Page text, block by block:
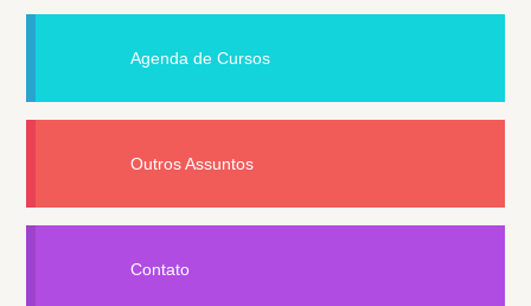
Agenda de Cursos
Outros Assuntos
Contato